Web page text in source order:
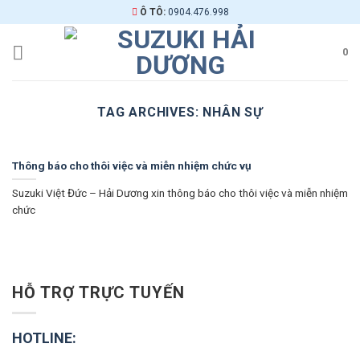
to
content
Ô TÔ: 0904.476.998
0
TAG ARCHIVES: NHÂN SỰ
Thông báo cho thôi việc và miễn nhiệm chức vụ
Suzuki Việt Đức – Hải Dương xin thông báo cho thôi việc và miễn nhiệm
chức
HỖ TRỢ TRỰC TUYẾN
HOTLINE: